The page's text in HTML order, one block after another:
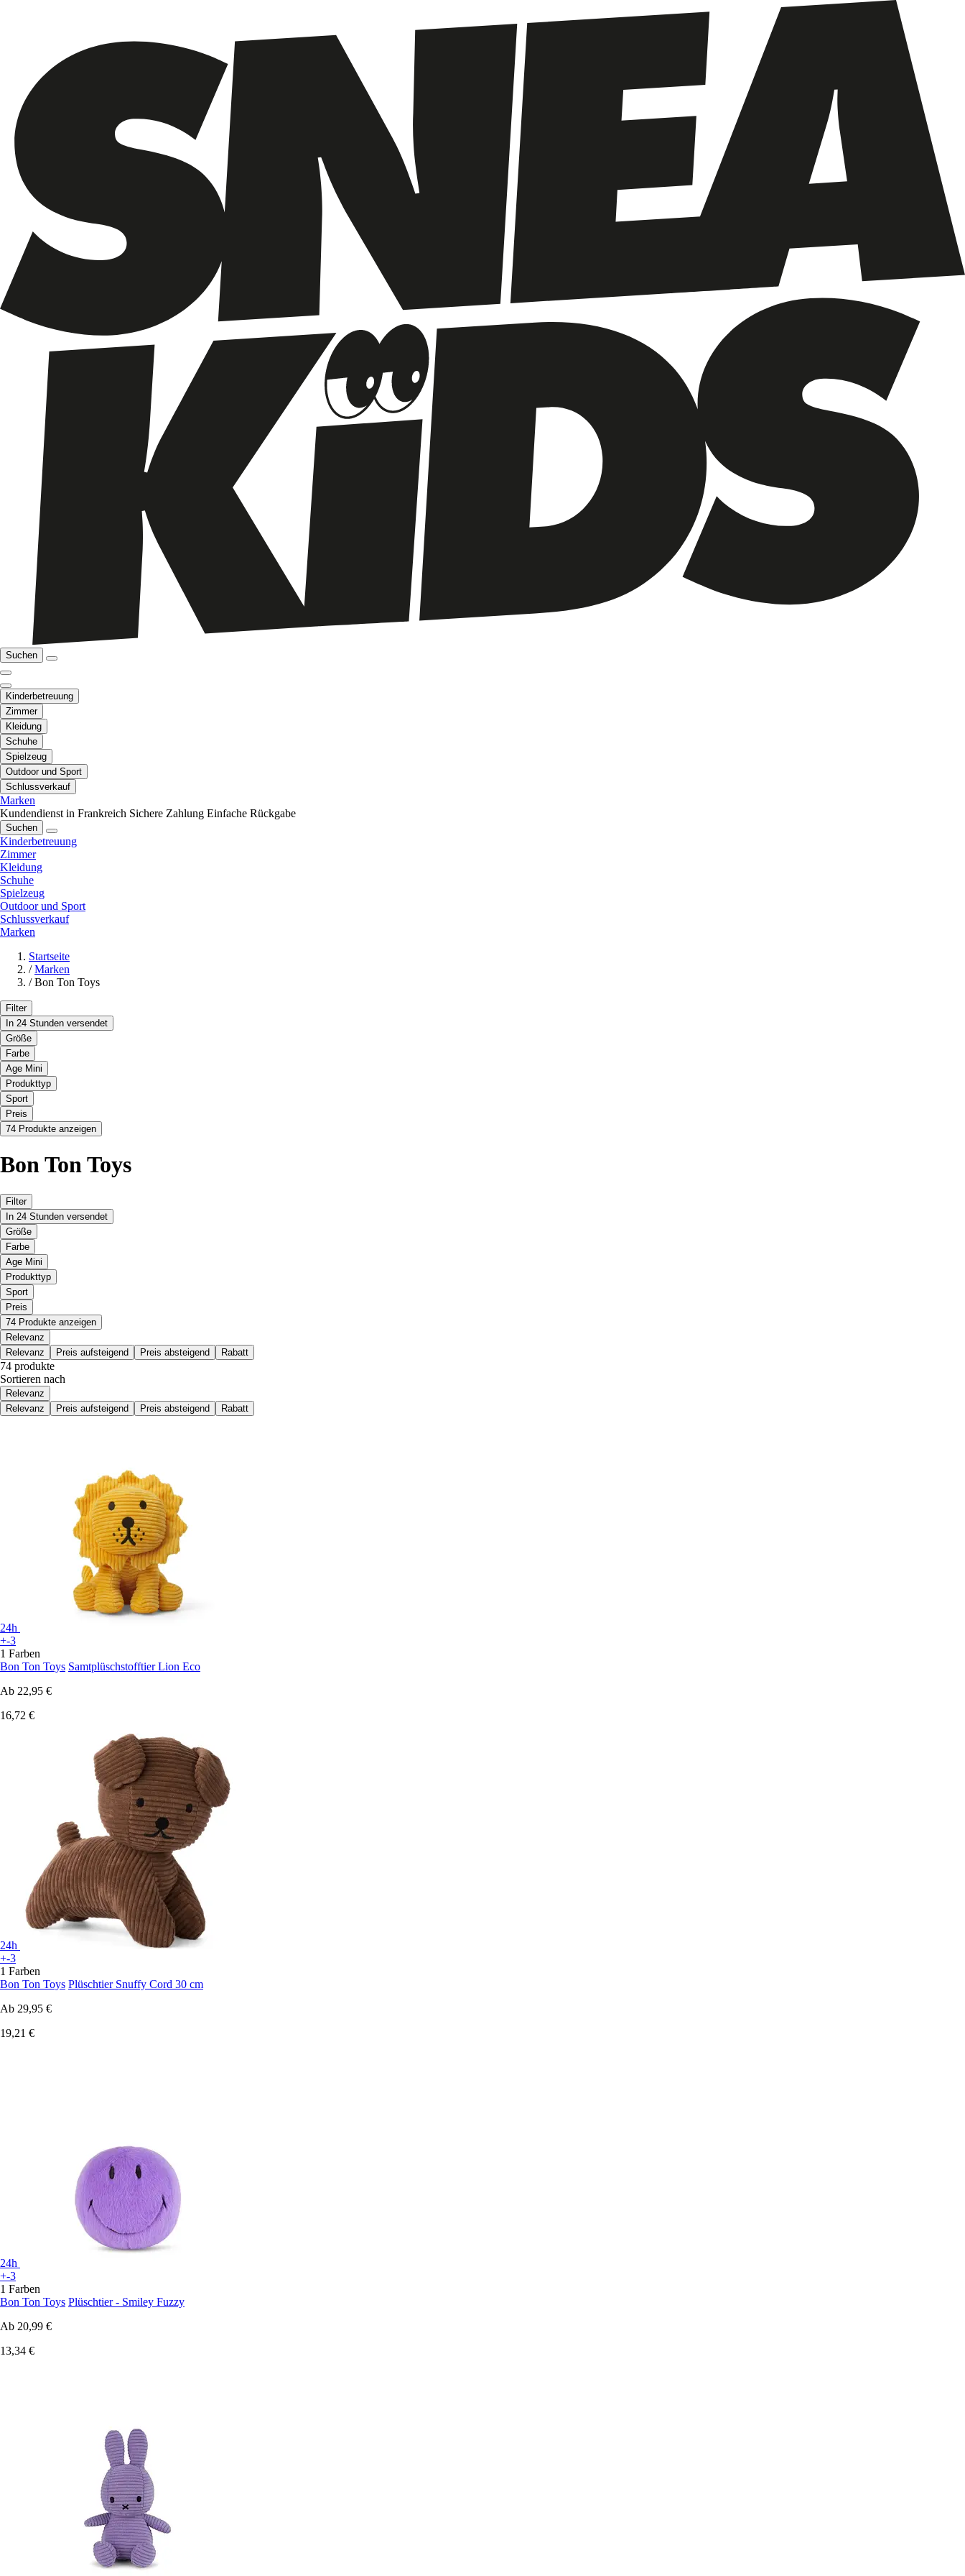
Suchen
Kinderbetreuung
Zimmer
Kleidung
Schuhe
Spielzeug
Outdoor und Sport
Schlussverkauf
Marken
Kundendienst in Frankreich Sichere Zahlung Einfache Rückgabe
Suchen
Kinderbetreuung
Zimmer
Kleidung
Schuhe
Spielzeug
Outdoor und Sport
Schlussverkauf
Marken
Startseite
/ Marken
/ Bon Ton Toys
Filter
In 24 Stunden versendet
Größe
Farbe
Age Mini
Produkttyp
Sport
Preis
74 Produkte anzeigen
Bon Ton Toys
Filter
In 24 Stunden versendet
Größe
Farbe
Age Mini
Produkttyp
Sport
Preis
74 Produkte anzeigen
Relevanz
Relevanz
Preis aufsteigend Preis absteigend Rabatt
74 produkte
Sortieren nach
Relevanz
Relevanz
Preis aufsteigend Preis absteigend Rabatt
24h
+-3
1 Farben
Bon Ton Toys Samtplüschstofftier Lion Eco
Ab 22,95 €
16,72 €
24h
+-3
1 Farben
Bon Ton Toys Plüschtier Snuffy Cord 30 cm
Ab 29,95 €
19,21 €
24h
+-3
1 Farben
Bon Ton Toys Plüschtier - Smiley Fuzzy
Ab 20,99 €
13,34 €